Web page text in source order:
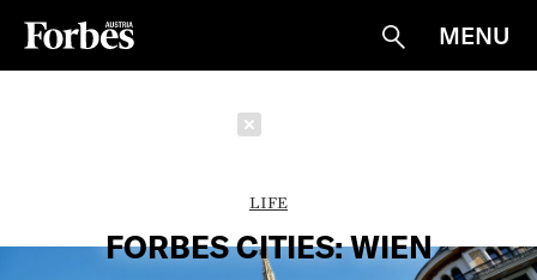
Suche
MENU
LIFE
FORBES CITIES: WIEN